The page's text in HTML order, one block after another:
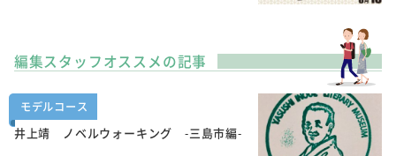
編集スタッフオススメの記事
モデルコース
井上靖 ノベルウォーキング -三島市編-